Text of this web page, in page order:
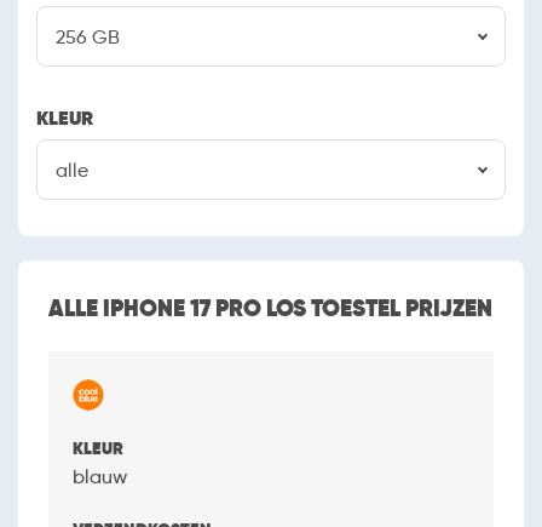
256 GB
KLEUR
alle
ALLE IPHONE 17 PRO LOS TOESTEL PRIJZEN
blauw